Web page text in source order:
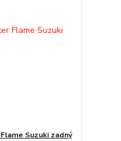
Suzuki zadný